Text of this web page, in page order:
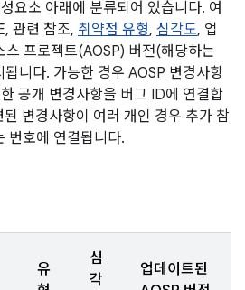
요소 아래에 분류되어 있습니다. 여
관련 참조, 취약점 유형, 심각도, 업
프로젝트(AOSP) 버전(해당하는
니다. 가능한 경우 AOSP 변경사항
공개 변경사항을 버그 ID에 연결합
변경사항이 여러 개인 경우 추가 참
번호에 연결됩니다.
유
심
각
업데이트된